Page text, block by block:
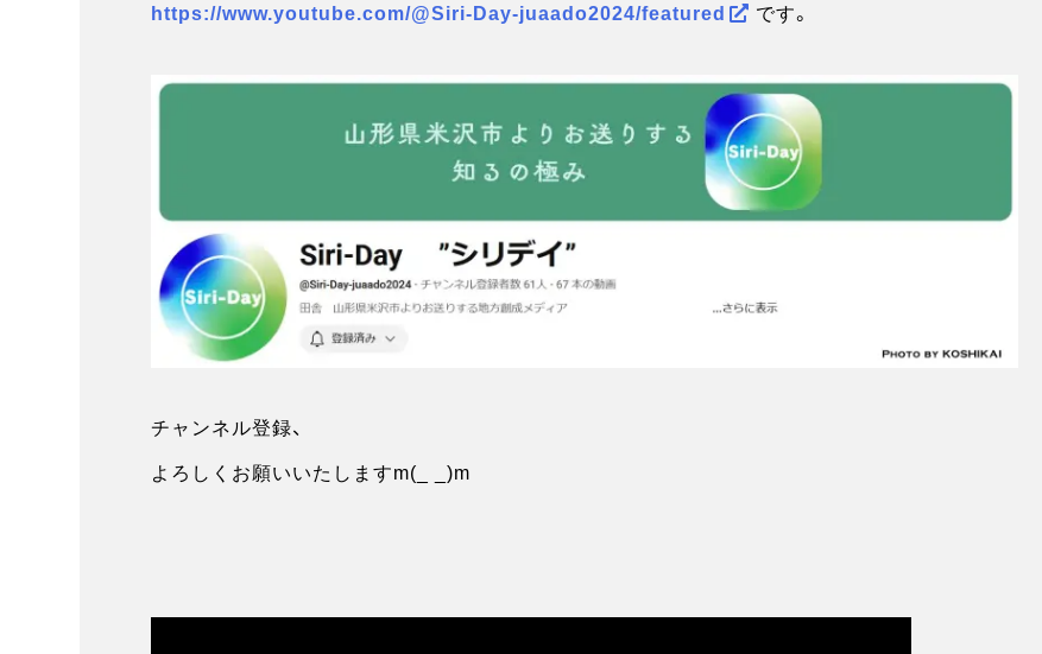
https://www.youtube.com/@Siri-Day-juaado2024/featured です。
チャンネル登録、
よろしくお願いいたしますm(_ _)m